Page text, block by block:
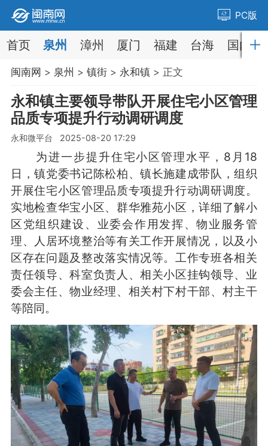
PC版
首页 泉州 漳州 厦门 福建 台海 国内
闽南网 > 泉州 > 镇街> 永和镇> 正文
永和镇主要领导带队开展住宅小区管理
品质专项提升行动调研调度
永和微平台 2025-08-20 17:29
为进一步提升住宅小区管理水平，8月18
日，镇党委书记陈松柏、镇长施建成带队，组织
开展住宅小区管理品质专项提升行动调研调度。
实地检查华宝小区、群华雅苑小区，详细了解小
区党组织建设、业委会作用发挥、物业服务管
理、人居环境整治等有关工作开展情况，以及小
区存在问题及整改落实情况等。工作专班各相关
责任领导、科室负责人、相关小区挂钩领导、业
委会主任、物业经理、相关村下村干部、村主干
等陪同。